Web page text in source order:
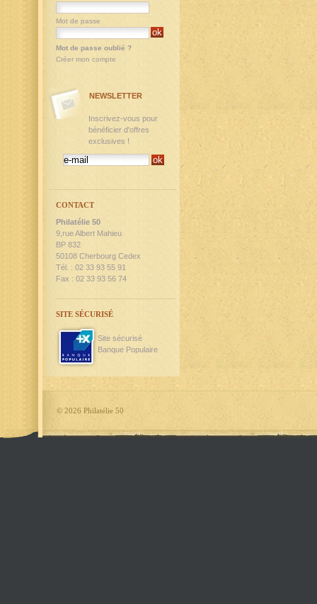
Mot de passe
Mot de passe oublié ?
Créer mon compte
NEWSLETTER
Inscrivez-vous pour
bénéficier d'offres
exclusives !
CONTACT
Philatélie 50
9,rue Albert Mahieu
BP 832
50108 Cherbourg Cedex
Tél. : 02 33 93 55 91
Fax : 02 33 93 56 74
SITE SÉCURISÉ
Site sécurisé
Banque Populaire
© 2026 Philatélie 50